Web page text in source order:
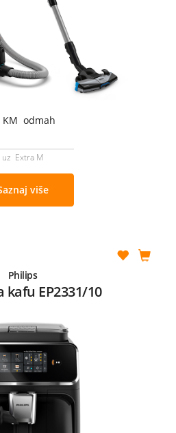
KM odmah
uz Extra M
više
Philips
kafu EP2331/10